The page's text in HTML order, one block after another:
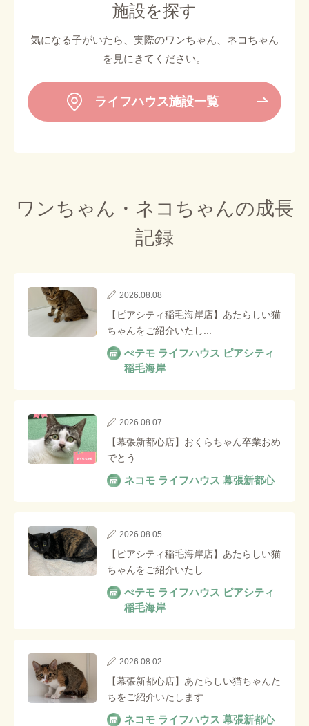
施設を探す
気になる子がいたら、実際のワンちゃん、ネコちゃん
を見にきてください。
ライフハウス施設一覧
ワンちゃん・ネコちゃんの成長
記録
2026.08.08
【ピアシティ稲毛海岸店】あたらしい猫
ちゃんをご紹介いたし...
ぺテモ ライフハウス ピアシティ
稲毛海岸
2026.08.07
【幕張新都心店】おくらちゃん卒業おめ
でとう
ネコモ ライフハウス 幕張新都心
2026.08.05
【ピアシティ稲毛海岸店】あたらしい猫
ちゃんをご紹介いたし...
ぺテモ ライフハウス ピアシティ
稲毛海岸
2026.08.02
【幕張新都心店】あたらしい猫ちゃんた
ちをご紹介いたします...
ネコモ ライフハウス 幕張新都心